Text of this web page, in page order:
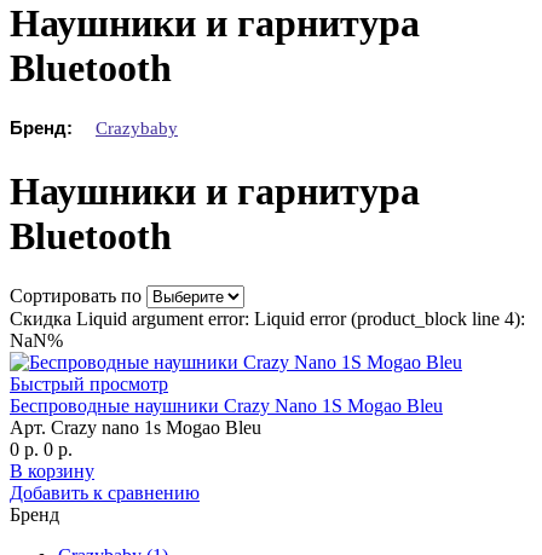
Наушники и гарнитура
Bluetooth
Бренд: Crazybaby
Наушники и гарнитура
Bluetooth
Сортировать по
Скидка Liquid argument error: Liquid error (product_block line 4):
NaN%
Быстрый просмотр
Беспроводные наушники Crazy Nano 1S Mogao Bleu
Арт. Crazy nano 1s Mogao Bleu
0 р. 0 р.
В корзину
Добавить к сравнению
Бренд